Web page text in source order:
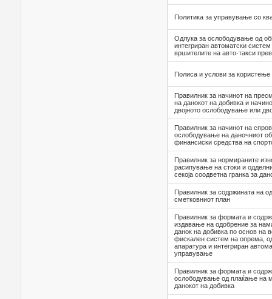
Политика за управување со
Одлука за ослободување од
интегриран автоматски
вршителите на авто-такси
Полиса и услови за користење
Правилник за начинот на
на данокот на добивка и
двојното ослободување или
Правилник за начинот на
ослободување на даночниот
финансиски средства на
Правилник за нормиранитe
расипување на стоки и
секоја соодветна гранка за
Правилник за содржината на
сметковниот план
Правилник за формата и
издавање на одобрение за
данок на добивка по основ на
фискален систем на опрема,
апаратура и интегриран
управување
Правилник за формата и
ослободување од плаќање на
данокот на добивка